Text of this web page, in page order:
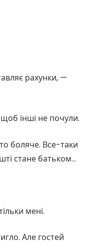
рахунки, —
інші не почули.
боляче. Все-таки
стане батьком…
мені.
Але гостей